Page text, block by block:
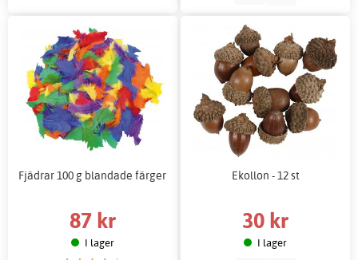
Fjädrar 100 g blandade färger
87 kr
I lager
Ekollon - 12 st
30 kr
I lager